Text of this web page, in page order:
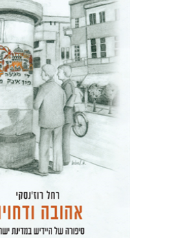
רחל רוז'נסקי
דוד בן-נחום
הנחת אתר ספר מודפס
$46